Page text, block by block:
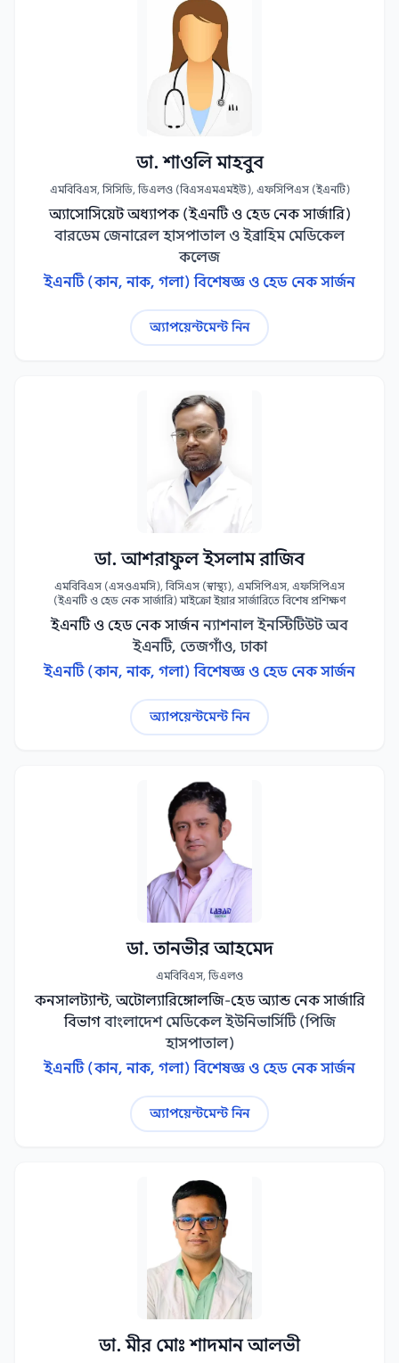
ডা. শাওলি মাহবুব
এমবিবিএস, সিসিডি, ডিএলও (বিএসএমএমইউ), এফসিপিএস (ইএনটি)
অ্যাসোসিয়েট অধ্যাপক (ইএনটি ও হেড নেক সার্জারি)
বারডেম জেনারেল হাসপাতাল ও ইব্রাহিম মেডিকেল
কলেজ
ইএনটি (কান, নাক, গলা) বিশেষজ্ঞ ও হেড নেক সার্জন
অ্যাপয়েন্টমেন্ট নিন
ডা. আশরাফুল ইসলাম রাজিব
এমবিবিএস (এসওএমসি), বিসিএস (স্বাস্থ্য), এমসিপিএস, এফসিপিএস
(ইএনটি ও হেড নেক সার্জারি) মাইক্রো ইয়ার সার্জারিতে বিশেষ প্রশিক্ষণ
ইএনটি ও হেড নেক সার্জন ন্যাশনাল ইনস্টিটিউট অব
ইএনটি, তেজগাঁও, ঢাকা
ইএনটি (কান, নাক, গলা) বিশেষজ্ঞ ও হেড নেক সার্জন
অ্যাপয়েন্টমেন্ট নিন
ডা. তানভীর আহমেদ
এমবিবিএস, ডিএলও
কনসালট্যান্ট, অটোল্যারিঙ্গোলজি-হেড অ্যান্ড নেক সার্জারি
বিভাগ বাংলাদেশ মেডিকেল ইউনিভার্সিটি (পিজি
হাসপাতাল)
ইএনটি (কান, নাক, গলা) বিশেষজ্ঞ ও হেড নেক সার্জন
অ্যাপয়েন্টমেন্ট নিন
ডা. মীর মোঃ শাদমান আলভী